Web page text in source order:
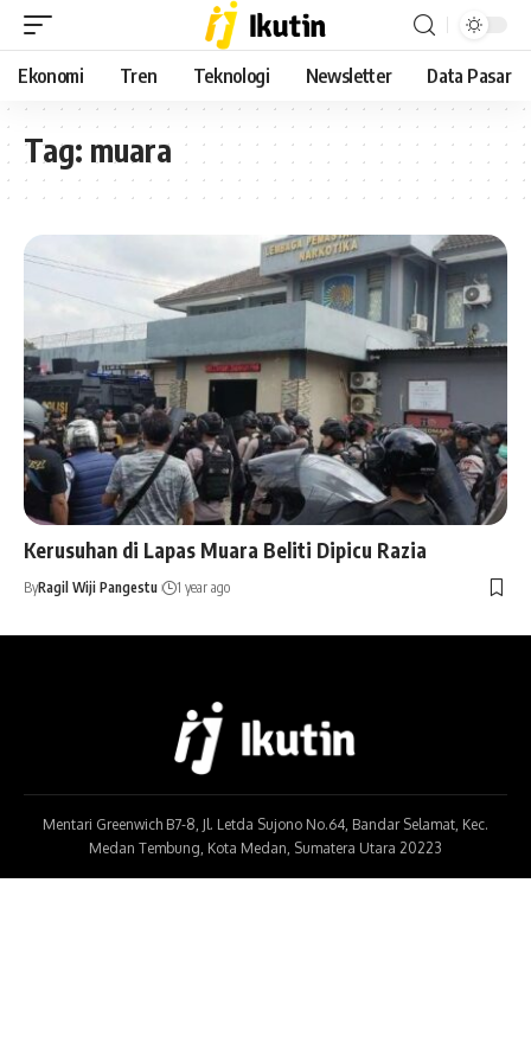
Ekonomi Tren Teknologi Newsletter Data Pasar
Tag: muara
Kerusuhan di Lapas Muara Beliti Dipicu Razia
ByRagil Wiji Pangestu 1 year ago
Mentari Greenwich B7-8, Jl. Letda Sujono No.64, Bandar Selamat, Kec.
Medan Tembung, Kota Medan, Sumatera Utara 20223